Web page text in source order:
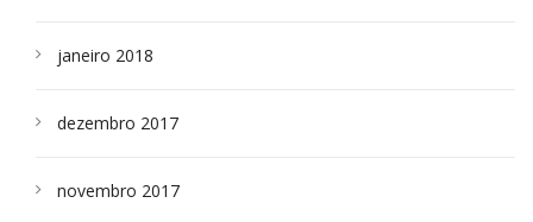
janeiro 2018
dezembro 2017
novembro 2017